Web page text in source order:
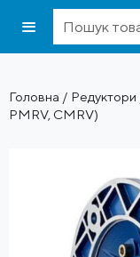
Головна / Редуктори
PMRV, CMRV)